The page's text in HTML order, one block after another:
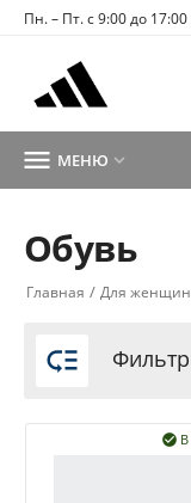
Пн. – Пт. с 9:00 до 17:00
 МЕНЮ 
Обувь
Главная / Для женщин

